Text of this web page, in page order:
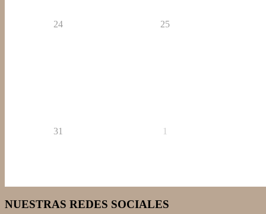
24 25
31 1
NUESTRAS REDES SOCIALES